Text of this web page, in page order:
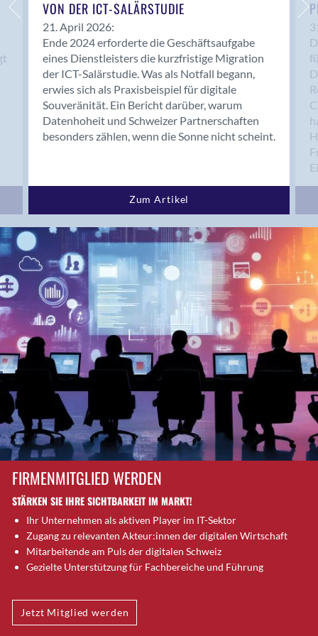
Bern 15
Bern 22
Bern 65
Bern 9
Bern-Zollikofen
Biel/Bienne
Binningen
Birsfelden
Bottighofen
Bremgarten bei Bern
Brig
Brig-Glis
Bronschhofen
Brugg
Brugg AG
Brütten
Bubendorf
Buchs (SG)
Burgdorf
Bäretswil
Bülach
Cazis
Cham
Chur
Crissier
Dierikon
Dietikon
VON DER ICT-SALÄRSTUDIE
21. April 2026:
Ende 2024 erforderte die Geschäftsaufgabe
eines Dienstleisters die kurzfristige Migration
der ICT-Salärstudie. Was als Notfall begann,
erwies sich als Praxisbeispiel für digitale
Souveränität. Ein Bericht darüber, warum
Datenhoheit und Schweizer Partnerschaften
besonders zählen, wenn die Sonne nicht scheint.
Zum Artikel
FIRMENMITGLIED WERDEN
STÄRKEN SIE IHRE SICHTBARKEIT IM MARKT!
Ihr Unternehmen als aktiven Player im IT-Sektor
Zugang zu relevanten Akteur:innen der digitalen Wirtschaft
Mitarbeitende am Puls der digitalen Schweiz
Gezielte Unterstützung für Fachbereiche und Führung
Jetzt Mitglied werden